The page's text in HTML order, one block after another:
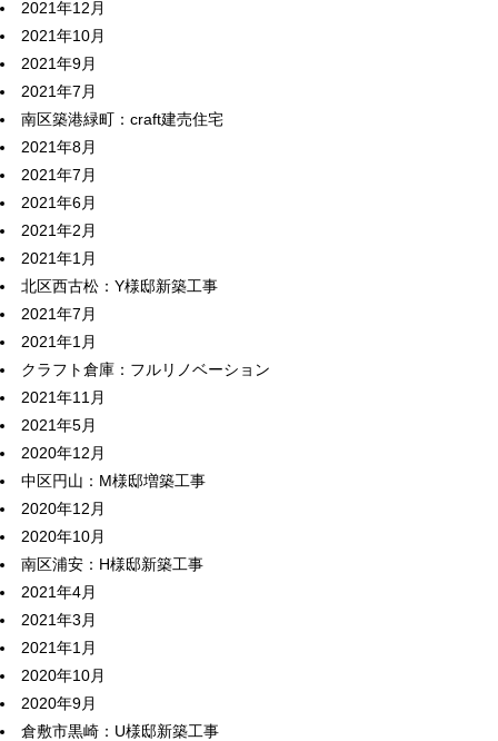
2021年12月
2021年10月
2021年9月
2021年7月
南区築港緑町：craft建売住宅
2021年8月
2021年7月
2021年6月
2021年2月
2021年1月
北区西古松：Y様邸新築工事
2021年7月
2021年1月
クラフト倉庫：フルリノベーション
2021年11月
2021年5月
2020年12月
中区円山：M様邸増築工事
2020年12月
2020年10月
南区浦安：H様邸新築工事
2021年4月
2021年3月
2021年1月
2020年10月
2020年9月
倉敷市黒崎：U様邸新築工事